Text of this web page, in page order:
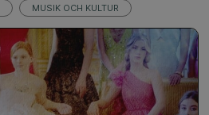
MUSIK OCH KULTUR